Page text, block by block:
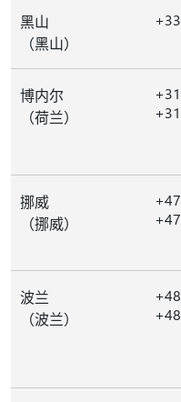
黑山
（黑山）
+33
博内尔
（荷兰）
+31
+31
挪威
（挪威）
+47
+47
波兰
（波兰）
+48
+48